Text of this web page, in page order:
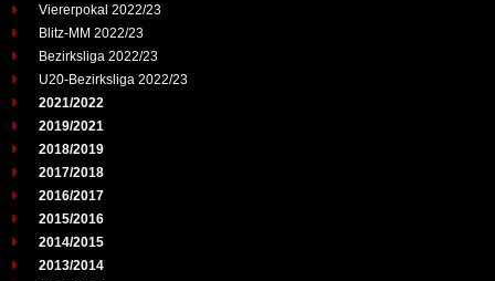
Viererpokal 2022/23
Blitz-MM 2022/23
Bezirksliga 2022/23
U20-Bezirksliga 2022/23
2021/2022
2019/2021
2018/2019
2017/2018
2016/2017
2015/2016
2014/2015
2013/2014